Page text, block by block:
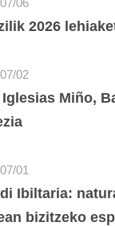
2026
02
Iglesias Miño,
01
Ibiltaria:
bizitzeko